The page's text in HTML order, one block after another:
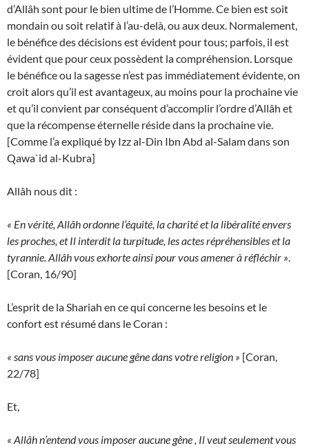
d’Allâh sont pour le bien ultime de l’Homme. Ce bien est soit
mondain ou soit relatif à l’au-delà, ou aux deux. Normalement,
le bénéfice des décisions est évident pour tous; parfois, il est
évident que pour ceux possèdent la compréhension. Lorsque
le bénéfice ou la sagesse n’est pas immédiatement évidente, on
croit alors qu’il est avantageux, au moins pour la prochaine vie
et qu’il convient par conséquent d’accomplir l’ordre d’Allâh et
que la récompense éternelle réside dans la prochaine vie.
[Comme l’a expliqué by Izz al-Din Ibn Abd al-Salam dans son
Qawa`id al-Kubra]
Allâh nous dit :
« En vérité, Allâh ordonne l’équité, la charité et la libéralité envers
les proches, et Il interdit la turpitude, les actes répréhensibles et la
tyrannie. Allâh vous exhorte ainsi pour vous amener à réfléchir ».
[Coran, 16/90]
L’esprit de la Shariah en ce qui concerne les besoins et le
confort est résumé dans le Coran :
« sans vous imposer aucune gêne dans votre religion » [Coran,
22/78]
Et,
« Allâh n’entend vous imposer aucune gêne , Il veut seulement vous